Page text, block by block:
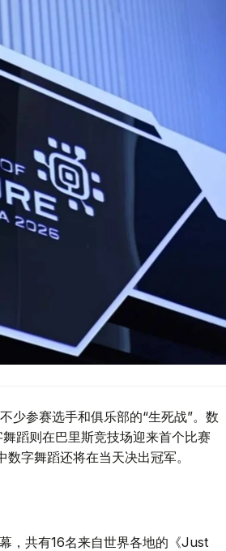
少参赛选手和俱乐部的“生死战”。数
蹈则在巴里斯竞技场迎来首个比赛
字舞蹈还将在当天决出冠军。
，共有16名来自世界各地的《Just